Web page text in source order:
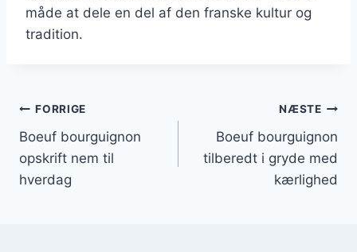
måde at dele en del af den franske kultur og
tradition.
Indlægsnavigation
FORRIGE
Boeuf bourguignon
opskrift nem til
hverdag
NÆSTE
Boeuf bourguignon
tilberedt i gryde med
kærlighed